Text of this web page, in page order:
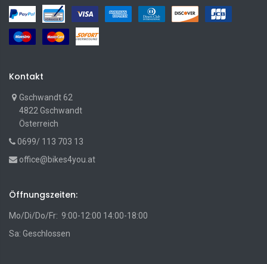
Kontakt
Gschwandt 62
4822 Gschwandt
Österreich
0699/ 113 703 13
office@bikes4you.at
Öffnungszeiten:
Mo/Di/Do/Fr: 9:00-12:00 14:00-18:00
Sa: Geschlossen